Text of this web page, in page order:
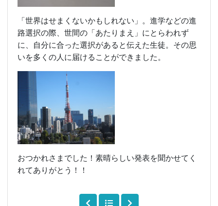
「世界はせまくないかもしれない」。進学などの進
路選択の際、世間の「あたりまえ」にとらわれず
に、自分に合った選択があると伝えた生徒。その思
いを多くの人に届けることができました。
おつかれさまでした！素晴らしい発表を聞かせてく
れてありがとう！！